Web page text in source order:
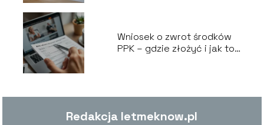
Wniosek o zwrot środków
PPK – gdzie złożyć i jak to
Redakcja letmeknow.pl